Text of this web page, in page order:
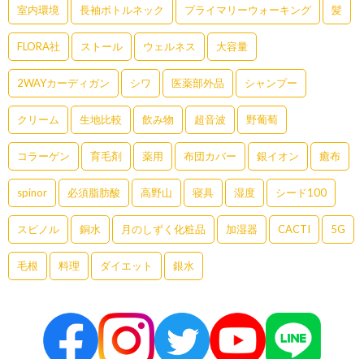
室内環境 長袖ボトルネック プライマリーウォーキング 髪
FLORA社 ストール ウェルネス 大容量
2WAYカーディガン シワ 医薬部外品 シャンプー
クリーム 生地比較 飲み物 超音波 野葡萄
コラーゲン 育毛剤 薬用 布団カバー 銀イオン 癒布
spinor 必須脂肪酸 高野山 寝具 湿度 シード100
スピノル 銅水 月のしずく化粧品 加湿器 CACTI 5G
毛根 料理 ダイエット 銀水